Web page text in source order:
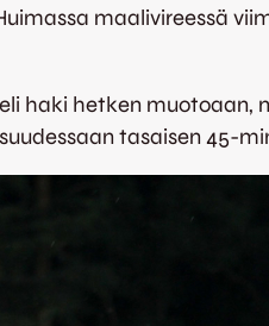
maalivireessä
haki hetken
tasaisen 45-